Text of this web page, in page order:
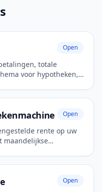
Open
totale
voor hypotheken,
Open
rente op uw
maandelijkse
Open